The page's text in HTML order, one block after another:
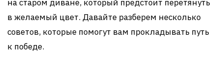
на старом диване, который предстоит перетянуть
в желаемый цвет. Давайте разберем несколько
советов, которые помогут вам прокладывать путь
к победе.